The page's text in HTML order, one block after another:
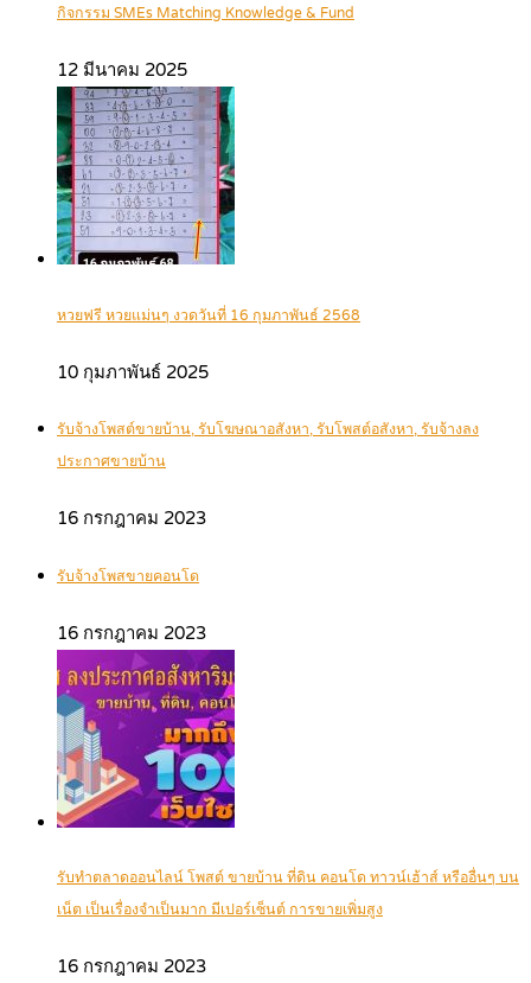
กิจกรรม SMEs Matching Knowledge & Fund
12 มีนาคม 2025
หวยฟรี หวยแม่นๆ งวดวันที่ 16 กุมภาพันธ์ 2568
10 กุมภาพันธ์ 2025
รับจ้างโพสต์ขายบ้าน, รับโฆษณาอสังหา, รับโพสต์อสังหา, รับจ้างลง
ประกาศขายบ้าน
16 กรกฎาคม 2023
รับจ้างโพสขายคอนโด
16 กรกฎาคม 2023
รับทำตลาดออนไลน์ โพสต์ ขายบ้าน ที่ดิน คอนโด ทาวน์เฮ้าส์ หรืออื่นๆ บน
เน็ต เป็นเรื่องจำเป็นมาก มีเปอร์เซ็นต์ การขายเพิ่มสูง
16 กรกฎาคม 2023